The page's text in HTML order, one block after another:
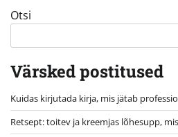
Otsi
Värsked postitused
Kuidas kirjutada kirja, mis jätab
Retsept: toitev ja kreemjas lõhesupp,